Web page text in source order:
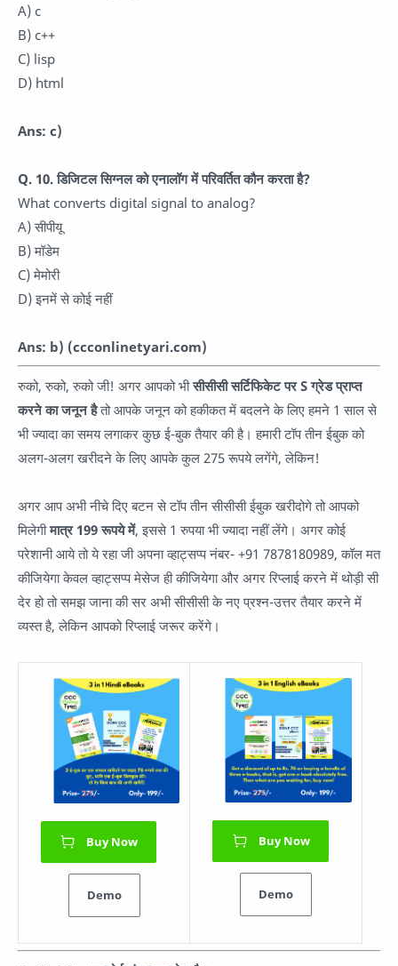
A) c
B) c++
C) lisp
D) html
Ans: c)
Q. 10. डिजिटल सिग्नल को एनालॉग में परिवर्तित कौन करता है?
What converts digital signal to analog?
A) सीपीयू
B) मॉडेम
C) मेमोरी
D) इनमें से कोई नहीं
Ans: b) (ccconlinetyari.com)
रुको, रुको, रुको जी! अगर आपको भीसीसीसी सर्टिफिकेट पर S ग्रेड प्राप्त
करने का जनून हैतो आपके जनून को हकीकत में बदलने के लिए हमने 1 साल से
भी ज्यादा का समय लगाकर कुछ ई-बुक तैयार की है। हमारी टॉप तीन ईबुक को
अलग-अलग खरीदने के लिए आपके कुल 275 रूपये लगेंगे, लेकिन!
अगर आप अभी नीचे दिए बटन से टॉप तीन सीसीसी ईबुक खरीदोगे तो आपको
मिलेगीमात्र 199 रूपये में, इससे 1 रुपया भी ज्यादा नहीं लेंगे। अगर कोई
परेशानी आये तो ये रहा जी अपना व्हाट्सप्प नंबर- +91 7878180989, कॉल मत
कीजियेगा केवल व्हाट्सप्प मेसेज ही कीजियेगा और अगर रिप्लाई करने में थोड़ी सी
देर हो तो समझ जाना की सर अभी सीसीसी के नए प्रश्न-उत्तर तैयार करने में
व्यस्त है, लेकिन आपको रिप्लाई जरूर करेंगे।
Buy Now
Demo
Buy Now
Demo